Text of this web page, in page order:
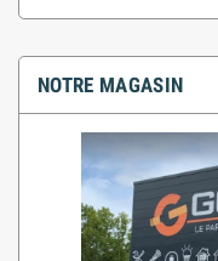
NOTRE MAGASIN